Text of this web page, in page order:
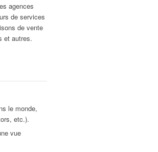
agences
de services
de vente
et autres.
le monde,
etc.).
vue